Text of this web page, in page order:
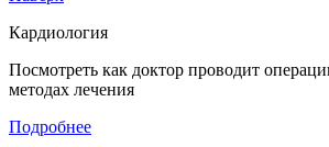
Кардиология
Посмотреть как доктор проводит
методах лечения
Подробнее